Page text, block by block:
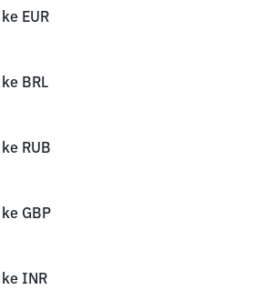
ke EUR
ke BRL
ke RUB
ke GBP
ke INR